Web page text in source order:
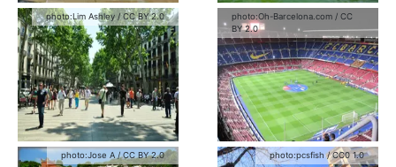
photo:Lim Ashley /CC BY 2.0 photo:Oh-Barcelona.com / CC
BY 2.0
photo:Jose A /CC BY 2.0 photo:pcsfish /CC0 1.0